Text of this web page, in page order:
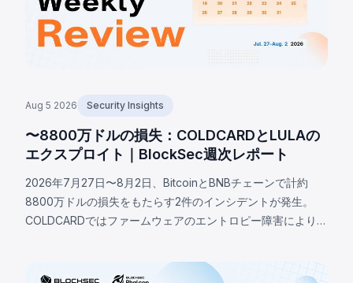
Aug 5 2026 Security Insights
〜8800万ドルの損失：COLDCARDとLULAの
エクスプロイト｜BlockSec週次レポート
2026年7月27日〜8月2日、BitcoinとBNBチェーンで計約
8800万ドルの損失をもたらす2件のインシデントが発生。
COLDCARDではファームウェアのエントロピー障害により、
成を誘導。攻撃者は少なくとも1,370 BTC（約8800万ドル）